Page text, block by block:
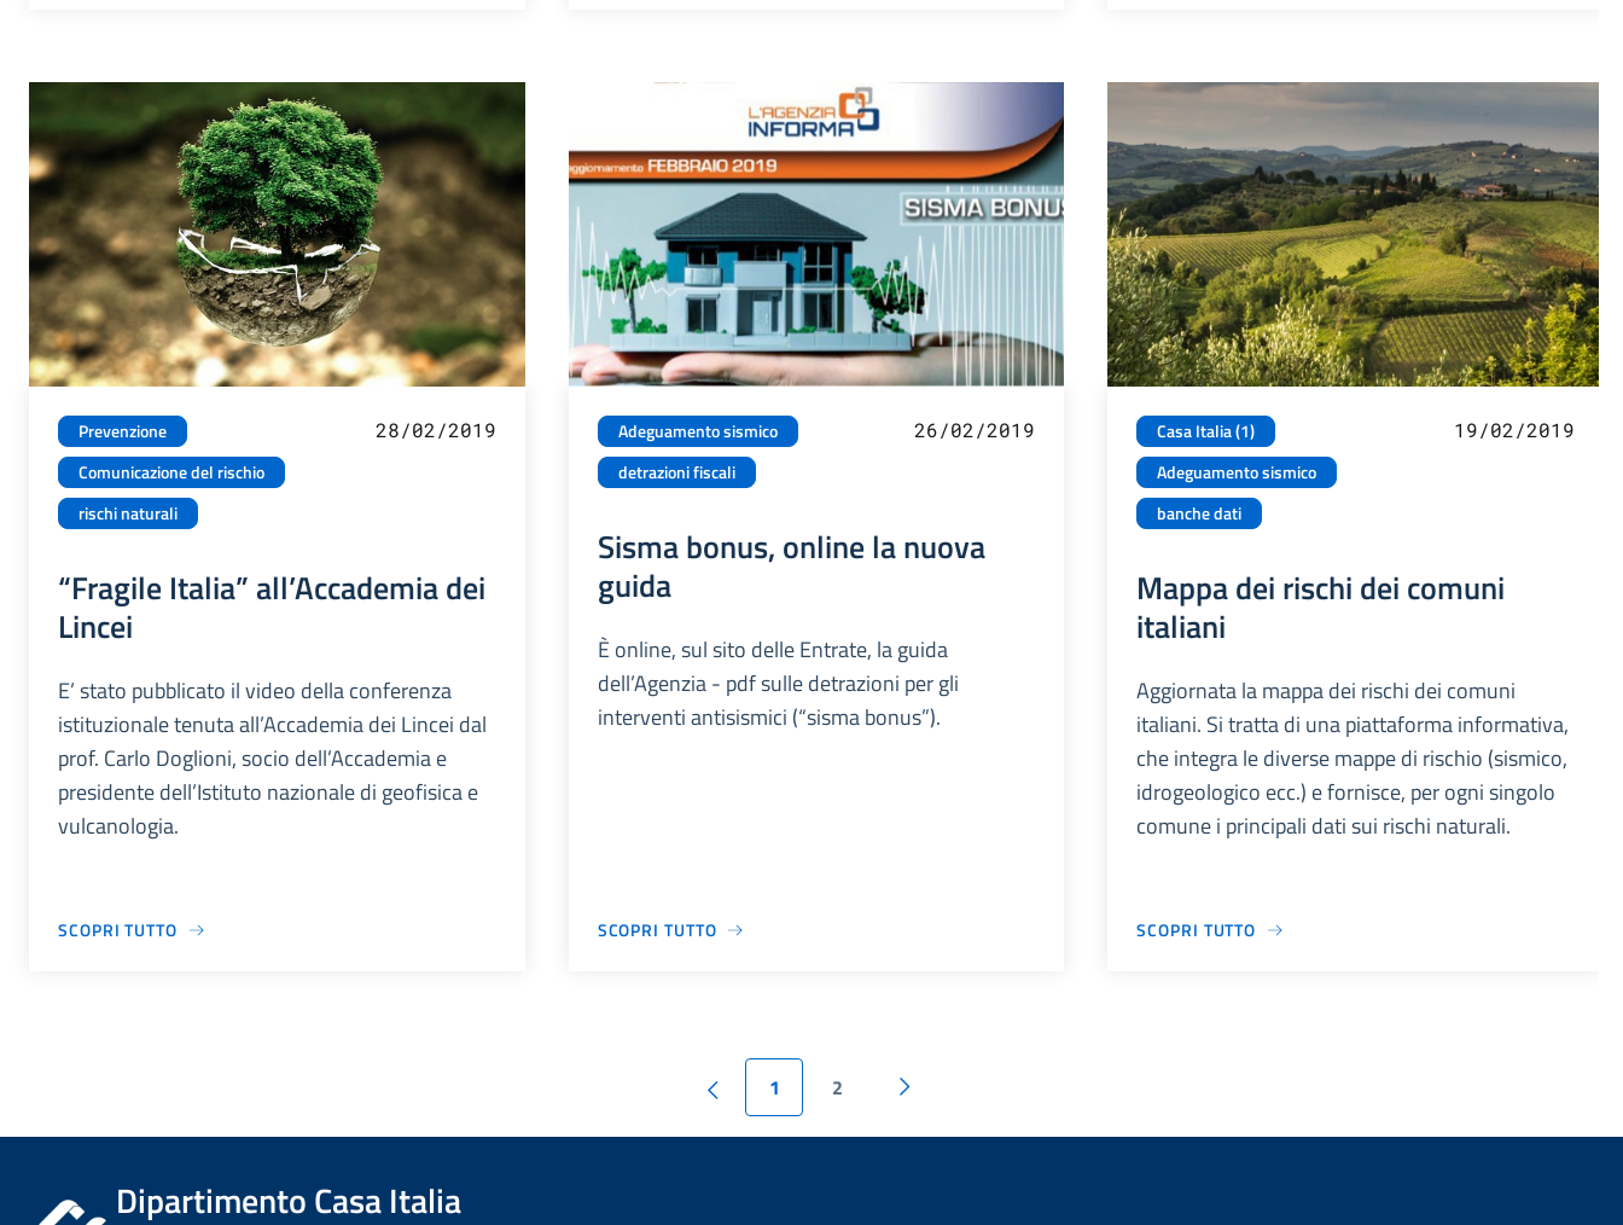
Prevenzione
Comunicazione del rischio
rischi naturali
28/02/2019
“Fragile Italia” all’Accademia dei
Lincei
E’ stato pubblicato il video della conferenza
istituzionale tenuta all’Accademia dei Lincei dal
prof. Carlo Doglioni, socio dell’Accademia e
presidente dell’Istituto nazionale di geofisica e
vulcanologia.
SCOPRI TUTTO
Adeguamento sismico
detrazioni fiscali
26/02/2019
Sisma bonus, online la nuova
guida
È online, sul sito delle Entrate, la guida
dell’Agenzia - pdf sulle detrazioni per gli
interventi antisismici (“sisma bonus”).
SCOPRI TUTTO
Casa Italia (1)
Adeguamento sismico
banche dati
19/02/2019
Mappa dei rischi dei comuni
italiani
Aggiornata la mappa dei rischi dei comuni
italiani. Si tratta di una piattaforma informativa,
che integra le diverse mappe di rischio (sismico,
idrogeologico ecc.) e fornisce, per ogni singolo
comune i principali dati sui rischi naturali.
SCOPRI TUTTO
1 2
Dipartimento Casa Italia